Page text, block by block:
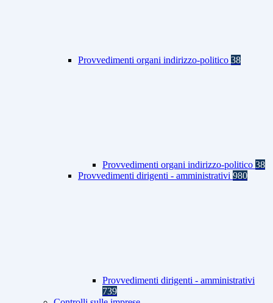
Provvedimenti organi indirizzo-politico 38
Provvedimenti organi indirizzo-politico 38
Provvedimenti dirigenti - amministrativi 980
Provvedimenti dirigenti - amministrativi
739